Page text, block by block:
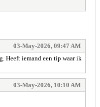
03-May-2026, 09:47 AM
Heeft iemand een tip waar ik
03-May-2026, 10:10 AM